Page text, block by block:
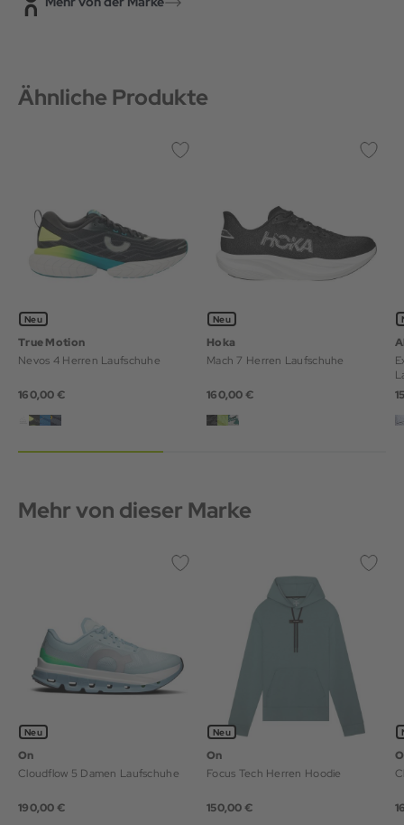
Ähnliche Produkte
Neu
True Motion
Nevos 4 Herren Laufschuhe
160,00 €
Neu
Hoka
Mach 7 Herren Laufschuhe
160,00 €
Mehr von dieser Marke
Neu
On
Cloudflow 5 Damen Laufschuhe
190,00 €
Neu
On
Focus Tech Herren Hoodie
150,00 €